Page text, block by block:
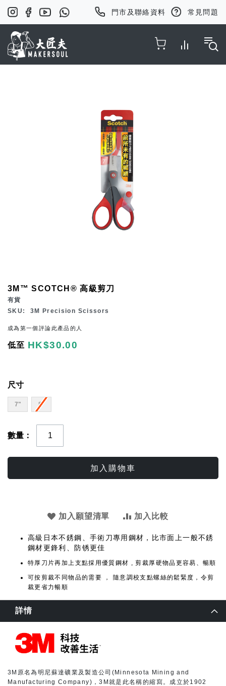
門市及聯絡資料 常見問題
3M™ SCOTCH® 高級剪刀
有貨
SKU
3M Precision Scissors
成為第一個評論此產品的人
低至 HK$30.00
尺寸
7" 8"
數量
加入購物車
加入願望清單 加入比較
高級日本不銹鋼、手術刀專用鋼材，比市面上一般不銹
鋼材更鋒利、防锈更佳
特厚刀片再加上支點採用優質鋼材 , 剪裁厚硬物品更容易、暢順
可按剪裁不同物品的需要 ， 隨意調校支點螺絲的鬆緊度，令剪
裁更省力暢順
the
of
the
詳情
3M原名為明尼蘇達礦業及製造公司(Minnesota Mining and
Manufacturing Company)，3M就是此名稱的縮寫。成立於1902